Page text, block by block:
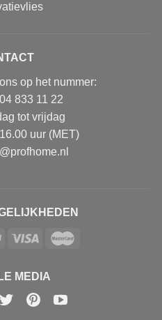
op het nummer:
833 11 22
tot vrijdag
uur (MET)
MEDIA